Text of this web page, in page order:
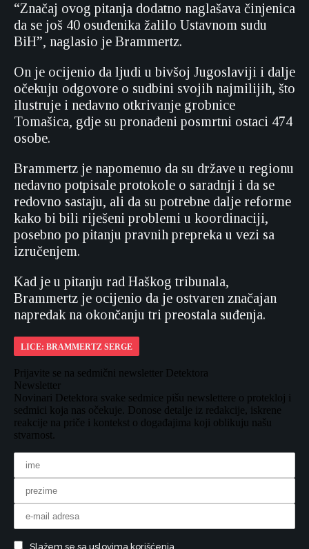
“Značaj ovog pitanja dodatno naglašava činjenica
da se još 40 osuđenika žalilo Ustavnom sudu
BiH”, naglasio je Brammertz.
On je ocijenio da ljudi u bivšoj Jugoslaviji i dalje
očekuju odgovore o sudbini svojih najmilijih, što
ilustruje i nedavno otkrivanje grobnice
Tomašica, gdje su pronađeni posmrtni ostaci 474
osobe.
Brammertz je napomenuo da su države u regionu
nedavno potpisale protokole o saradnji i da se
redovno sastaju, ali da su potrebne dalje reforme
kako bi bili riješeni problemi u koordinaciji,
posebno po pitanju pravnih prepreka u vezi sa
izručenjem.
Kad je u pitanju rad Haškog tribunala,
Brammertz je ocijenio da je ostvaren značajan
napredak na okončanju tri preostala suđenja.
LICE: BRAMMERTZ SERGE
Prijavite se na sedmični newsletter Detektora
Newsletter
Novinari Detektora svake sedmice pišu newslettere o protekloj i
sedmici koja nas očekuje. Donose detalje iz redakcije, iskrene
reakcije na priče i kontekst o događajima koji oblikuju našu
stvarnost.
Slažem se sa uslovima korišćenja